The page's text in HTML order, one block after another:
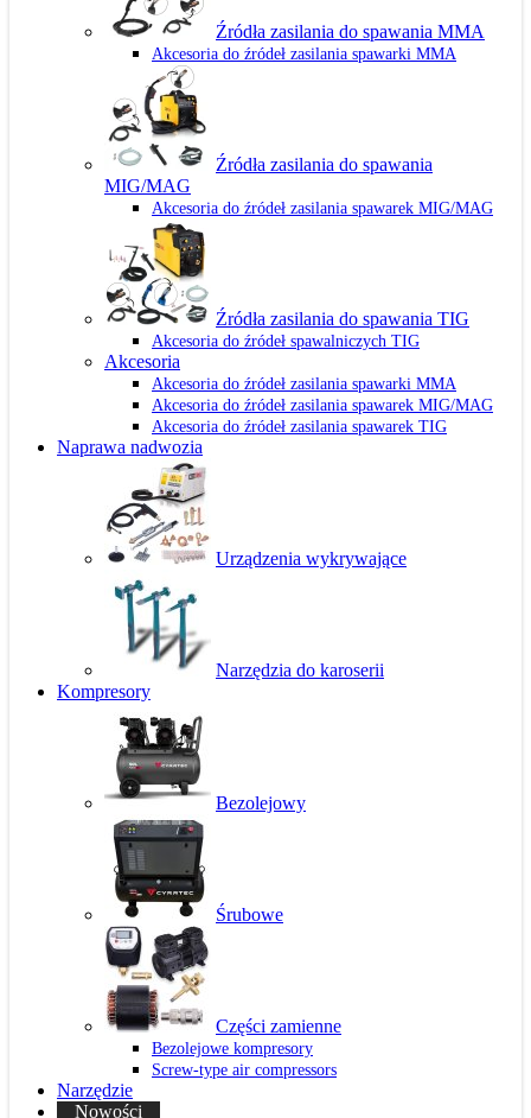
Źródła zasilania do spawania MMA
Akcesoria do źródeł zasilania spawarki MMA
Źródła zasilania do spawania
MIG/MAG
Akcesoria do źródeł zasilania spawarek MIG/MAG
Źródła zasilania do spawania TIG
Akcesoria do źródeł spawalniczych TIG
Akcesoria
Akcesoria do źródeł zasilania spawarki MMA
Akcesoria do źródeł zasilania spawarek MIG/MAG
Akcesoria do źródeł zasilania spawarek TIG
Naprawa nadwozia
Urządzenia wykrywające
Narzędzia do karoserii
Kompresory
Bezolejowy
Śrubowe
Części zamienne
Bezolejowe kompresory
Screw-type air compressors
Narzędzie
Nowości